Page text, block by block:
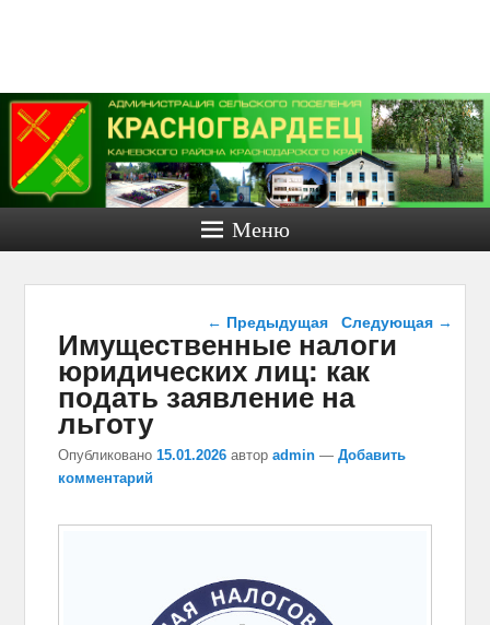
района.
сайт.
Официальный сайт
Меню
Навигация по записям
← Предыдущая Следующая →
Имущественные налоги
юридических лиц: как
подать заявление на
льготу
Опубликовано15.01.2026 авторadmin —Добавить
комментарий